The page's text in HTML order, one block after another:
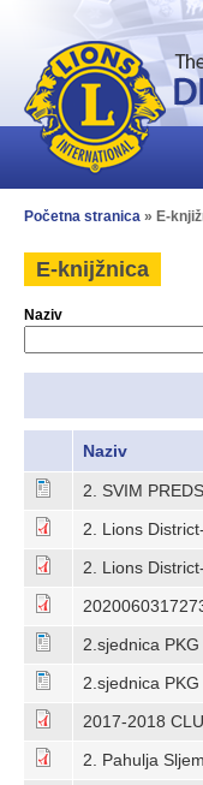
Početna stranica » E-
E-knijžnica
Naziv
Naziv
2. SVIM
2. Lions
2. Lions
2.sjednica
2.sjednica
2017-2018
2. Pahulja